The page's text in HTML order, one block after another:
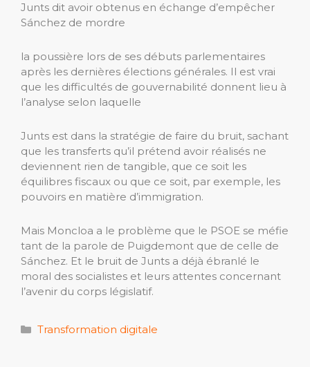
Junts dit avoir obtenus en échange d’empêcher
Sánchez de mordre
la poussière lors de ses débuts parlementaires
après les dernières élections générales. Il est vrai
que les difficultés de gouvernabilité donnent lieu à
l’analyse selon laquelle
Junts est dans la stratégie de faire du bruit, sachant
que les transferts qu’il prétend avoir réalisés ne
deviennent rien de tangible, que ce soit les
équilibres fiscaux ou que ce soit, par exemple, les
pouvoirs en matière d’immigration.
Mais Moncloa a le problème que le PSOE se méfie
tant de la parole de Puigdemont que de celle de
Sánchez. Et le bruit de Junts a déjà ébranlé le
moral des socialistes et leurs attentes concernant
l’avenir du corps législatif.
Catégories
Transformation digitale